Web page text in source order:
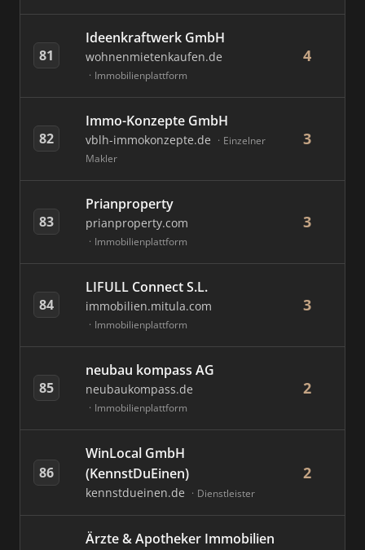
81
Ideenkraftwerk GmbH
wohnenmietenkaufen.de
Immobilienplattform
4
82
Immo-Konzepte GmbH
vblh-immokonzepte.de
Einzelner
Makler
3
83
Prianproperty
prianproperty.com
Immobilienplattform
3
84
LIFULL Connect S.L.
immobilien.mitula.com
Immobilienplattform
3
85
neubau kompass AG
neubaukompass.de
Immobilienplattform
2
86
WinLocal GmbH
(KennstDuEinen)
kennstdueinen.de Dienstleister
2
Ärzte & Apotheker Immobilien